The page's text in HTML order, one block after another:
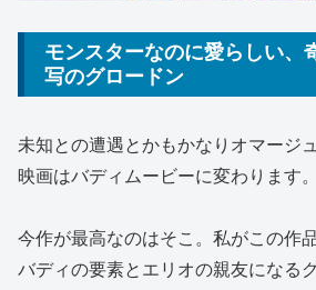
モンスターなのに愛らしい、
写のグロードン
未知との遭遇とかもかなりオマージ
映画はバディムービーに変わります。
今作が最高なのはそこ。私がこの作
バディの要素とエリオの親友になる